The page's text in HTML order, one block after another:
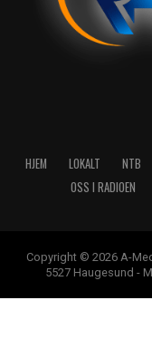
HJEM LOKALT NTB
OSS I RADIOEN
Copyright © 2026 A-
5527 Haugesund -